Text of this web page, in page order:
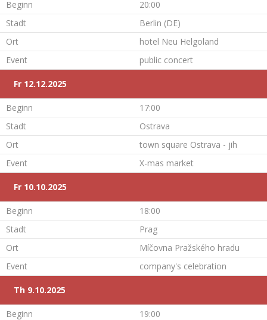
Beginn
20:00
Stadt
Berlin (DE)
Ort
hotel Neu Helgoland
Event
public concert
Fr 12.12.2025
Beginn
17:00
Stadt
Ostrava
Ort
town square Ostrava - jih
Event
X-mas market
Fr 10.10.2025
Beginn
18:00
Stadt
Prag
Ort
Míčovna Pražského hradu
Event
company's celebration
Th 9.10.2025
Beginn
19:00